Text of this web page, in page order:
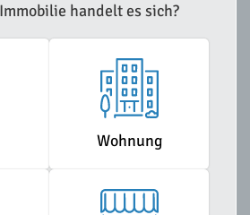
handelt es sich?
Wohnung